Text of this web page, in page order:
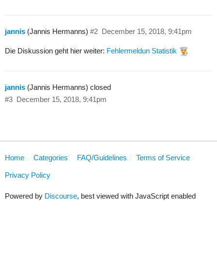
jannis (Jannis Hermanns) December 15, 2018, 9:41pm
#2
Die Diskussion geht hier weiter: Fehlermeldun Statistik
jannis (Jannis Hermanns) closed
December 15, 2018, 9:41pm
#3
Home Categories FAQ/Guidelines Terms of Service
Privacy Policy
Powered by Discourse, best viewed with JavaScript enabled